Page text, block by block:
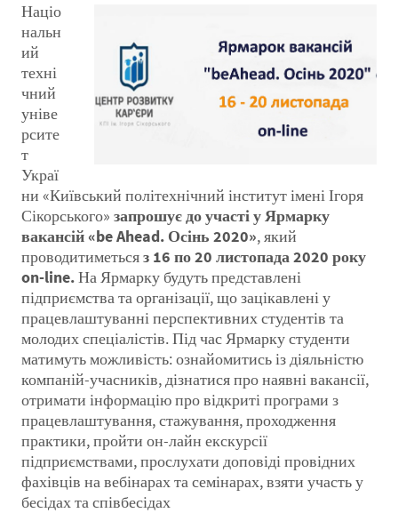
Націо
нальн
ий
техні
чний
уніве
рсите
т
Украї
ни «Київський політехнічний інститут імені Ігоря
Сікорського» запрошує до участі у Ярмарку
вакансій «be Ahead. Осінь 2020», який
проводитиметьсяз 16 по 20 листопада 2020 року
on-line.На Ярмарку будуть представлені
підприємства та організації, що зацікавлені у
працевлаштуванні перспективних студентів та
молодих спеціалістів. Під час Ярмарку студенти
матимуть можливість: ознайомитись із діяльністю
компаній-учасників, дізнатися про наявні вакансії,
отримати інформацію про відкриті програми з
працевлаштування, стажування, проходження
практики, пройти он-лайн екскурсії
підприємствами, прослухати доповіді провідних
фахівців на вебінарах та семінарах, взяти участь у
бесідах та співбесідах